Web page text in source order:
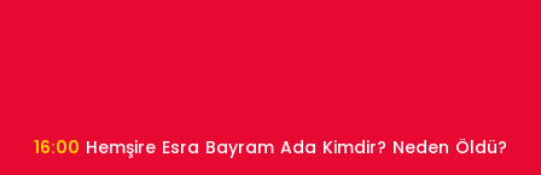
16:00 Hemşire Esra Bayram Ada Kimdir? Neden Öldü?